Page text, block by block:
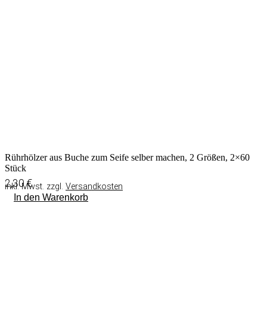
Rührhölzer aus Buche zum Seife selber machen, 2 Größen, 2×60
Stück
2,30€
inkl. Mwst. zzgl. Versandkosten
In den Warenkorb